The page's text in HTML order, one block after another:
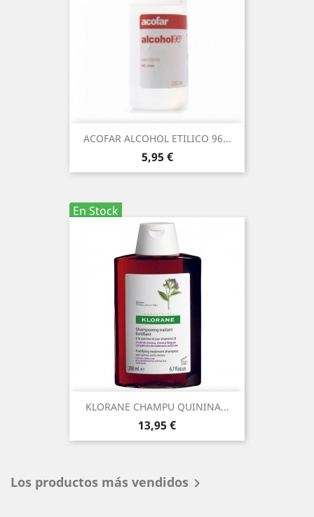
ACOFAR ALCOHOL ETILICO 96...
Precio
5,95 €
En Stock
KLORANE CHAMPU QUININA...
Precio
13,95 €
Los productos más vendidos 